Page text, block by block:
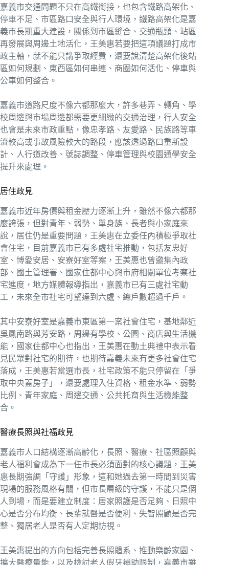
嘉義市交通問題不只在高鐵銜接，也包含鐵路高架化、
停車不足、市區路口安全與行人環境，鐵路高架化是嘉
義市長期重大建設，關係到市區縫合、交通瓶頸、站區
再發展與周邊土地活化，王美惠若要把這項議題打成市
政主軸，就不能只講爭取經費，還要說清楚高架化後站
區如何規劃、東西區如何串連、商圈如何活化、停車與
公車如何整合。
嘉義市道路尺度不像六都那麼大，許多巷弄、轉角、學
校周邊與市場周邊都需要更細緻的交通治理，行人安全
也會是未來市政重點，像忠孝路、友愛路、民族路等車
流較高或事故風險較大的路段，應該透過路口重新設
計、人行道改善、號誌調整、停車管理與校園通學安全
提升來處理。
居住政見
嘉義市近年房價與租金壓力逐漸上升，雖然不像六都那
麼誇張，但對青年、弱勢、單身族、長者與小家庭來
說，居住仍是重要問題，王美惠在立委任內積極爭取社
會住宅，目前嘉義市已有多處社宅推動，包括友忠好
室、博愛安居、安寮好室等案，王美惠也曾邀集內政
部、國土管理署、國家住都中心與市府相關單位考察社
宅進度，地方媒體報導指出，嘉義市已有三處社宅動
工，未來全市社宅可望達到六處、總戶數超過千戶。
其中安寮好室是嘉義市東區第一案社會住宅，基地鄰近
吳鳳南路與芳安路，周邊有學校、公園、商店與生活機
能，國家住都中心也指出，王美惠在動土典禮中表示看
見民眾對社宅的期待，也期待嘉義未來有更多社會住宅
落成，王美惠若當選市長，社宅政策不能只停留在「爭
取中央蓋房子」，還要處理入住資格、租金水準、弱勢
比例、青年家庭、周邊交通、公共托育與生活機能整
合。
醫療長照與社福政見
嘉義市人口結構逐漸高齡化，長照、醫療、社區照顧與
老人福利會成為下一任市長必須面對的核心議題，王美
惠長期強調「守護」形象，這和她過去第一時間到災害
現場的服務風格有關，但市長層級的守護，不能只是個
人到場，而是要建立制度：居家照護是否足夠、日照中
心是否分布均衡、長輩就醫是否便利、失智照顧是否完
整、獨居老人是否有人定期訪視。
王美惠提出的方向包括完善長照體系、推動樂齡家園、
擴大醫療量能，以及檢討老人假牙補助限制，嘉義市雖